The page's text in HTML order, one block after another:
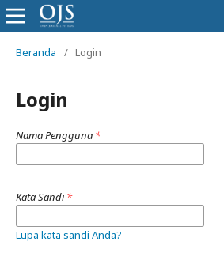
Beranda / Login
Login
Nama Pengguna *
Kata Sandi*
Lupa kata sandi Anda?